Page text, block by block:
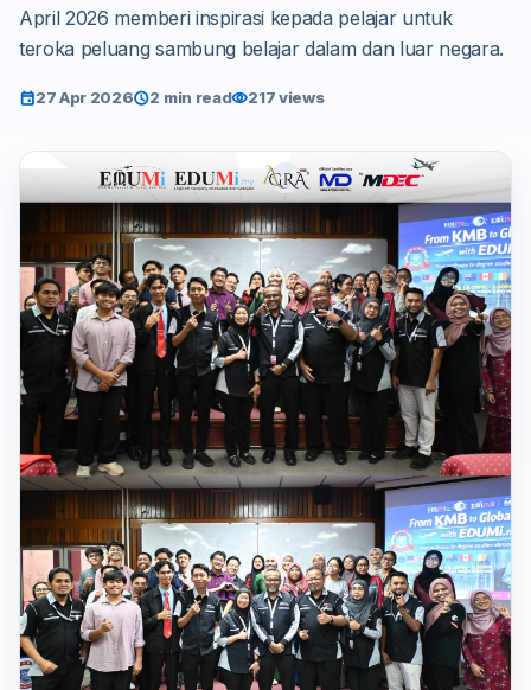
April 2026 memberi inspirasi kepada pelajar untuk
teroka peluang sambung belajar dalam dan luar negara.
event27 Apr 2026schedule2 min readvisibility217 views